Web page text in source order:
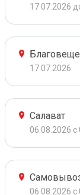
17.07.2026
17.07.2026
Салават
06.08.2026 с
06.08.2026 с